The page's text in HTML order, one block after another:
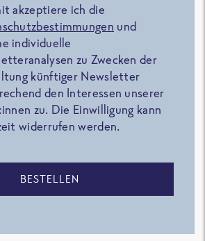
akzeptiere ich die
und
individuelle
zu Zwecken der
künftiger Newsletter
den Interessen unserer
zu. Die Einwilligung kann
widerrufen werden.
BESTELLEN